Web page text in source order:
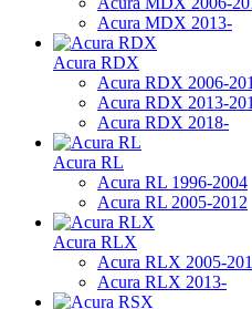
Acura MDX 2013-
Acura RDX
Acura RDX 2006-
Acura RDX 2013-
Acura RDX 2018-
Acura RL
Acura RL 1996-2004
Acura RL 2005-2012
Acura RLX
Acura RLX 2005-
Acura RLX 2013-